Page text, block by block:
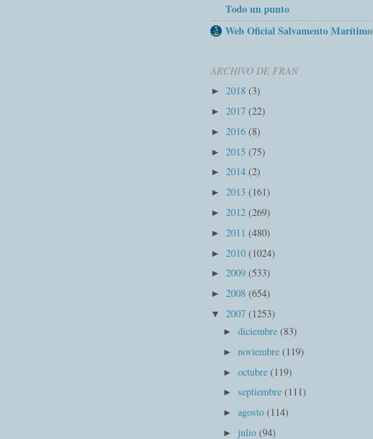
Todo un punto
Web Oficial Salvamento Marítimo
ARCHIVO DE FRAN
► 2018 (3)
► 2017 (22)
► 2016 (8)
► 2015 (75)
► 2014 (2)
► 2013 (161)
► 2012 (269)
► 2011 (480)
► 2010 (1024)
► 2009 (533)
► 2008 (654)
▼ 2007 (1253)
►diciembre(83)
►noviembre(119)
►octubre(119)
►septiembre(111)
►agosto(114)
► julio(94)